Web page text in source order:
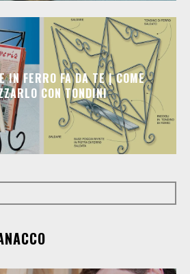
IN FERRO FA DA TE | COME
CON TONDINI